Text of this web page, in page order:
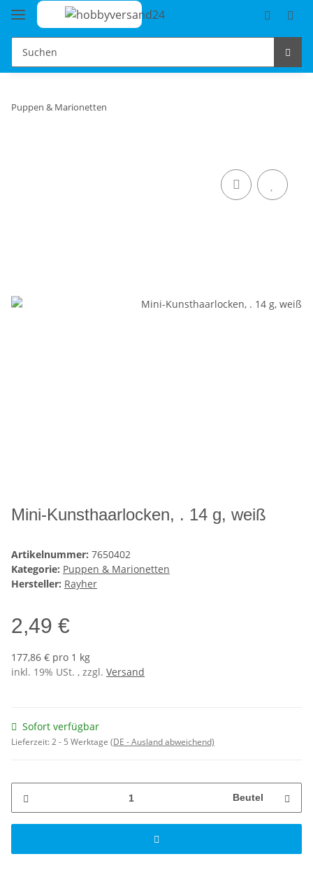
Puppen & Marionetten
Mini-Kunsthaarlocken, . 14 g, weiß
Artikelnummer: 7650402
Kategorie: Puppen & Marionetten
Hersteller: Rayher
2,49 €
177,86 € pro 1 kg
inkl. 19% USt. , zzgl. Versand
Sofort verfügbar
Lieferzeit:2 - 5 Werktage (DE - Ausland abweichend)
Beutel